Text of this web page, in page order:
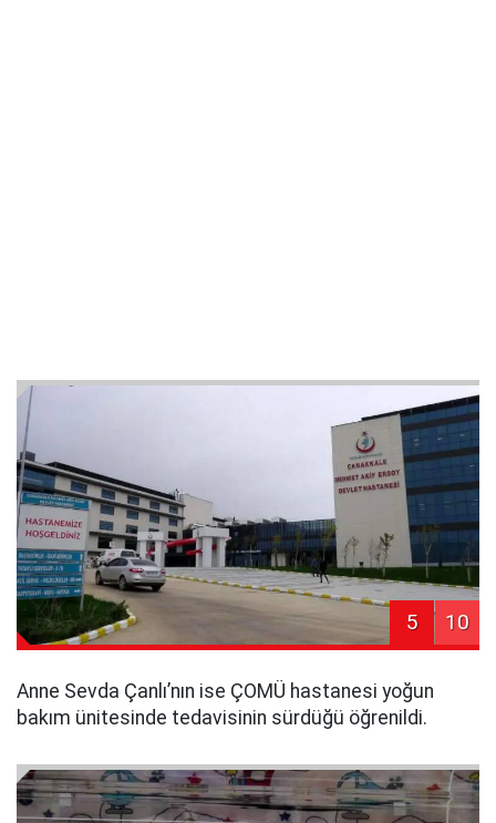
5 10
Anne Sevda Çanlı’nın ise ÇOMÜ hastanesi yoğun
bakım ünitesinde tedavisinin sürdüğü öğrenildi.